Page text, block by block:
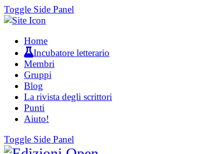
Toggle Side Panel
Home
Incubatore letterario
Membri
Gruppi
Blog
La rivista degli scrittori
Punti
Aiuto!
Toggle Side Panel